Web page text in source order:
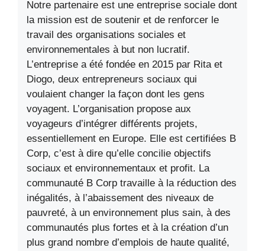
Notre partenaire est une entreprise sociale dont
la mission est de soutenir et de renforcer le
travail des organisations sociales et
environnementales à but non lucratif.
L’entreprise a été fondée en 2015 par Rita et
Diogo, deux entrepreneurs sociaux qui
voulaient changer la façon dont les gens
voyagent. L’organisation propose aux
voyageurs d’intégrer différents projets,
essentiellement en Europe. Elle est certifiées B
Corp, c’est à dire qu’elle concilie objectifs
sociaux et environnementaux et profit. La
communauté B Corp travaille à la réduction des
inégalités, à l’abaissement des niveaux de
pauvreté, à un environnement plus sain, à des
communautés plus fortes et à la création d’un
plus grand nombre d’emplois de haute qualité,